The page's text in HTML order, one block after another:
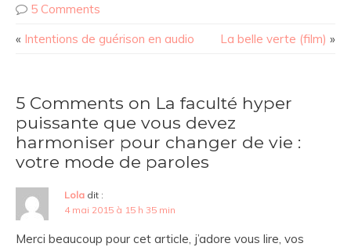
5 Comments
« Intentions de guérison en audio La belle verte (film) »
5 Comments on La faculté hyper
puissante que vous devez
harmoniser pour changer de vie :
votre mode de paroles
Lola dit :
4 mai 2015 à 15 h 35 min
Merci beaucoup pour cet article, j’adore vous lire, vos